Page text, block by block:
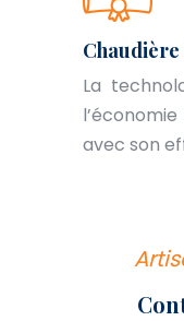
Chaudière
La
avec son